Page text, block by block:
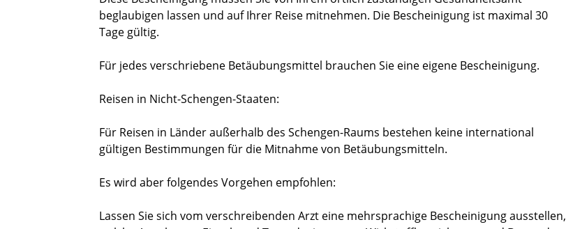
beglaubigen lassen und auf Ihrer Reise mitnehmen. Die Bescheinigung ist maximal 30
Tage gültig.
Für jedes verschriebene Betäubungsmittel brauchen Sie eine eigene Bescheinigung.
Reisen in Nicht-Schengen-Staaten:
Für Reisen in Länder außerhalb des Schengen-Raums bestehen keine international
gültigen Bestimmungen für die Mitnahme von Betäubungsmitteln.
Es wird aber folgendes Vorgehen empfohlen:
Lassen Sie sich vom verschreibenden Arzt eine mehrsprachige Bescheinigung ausstellen,